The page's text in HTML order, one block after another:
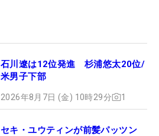
石川遼は12位発進 杉浦悠太20位/
米男子下部
2026年8月7日 (金) 10時29分 1
セキ・ユウティンが前髪パッツン